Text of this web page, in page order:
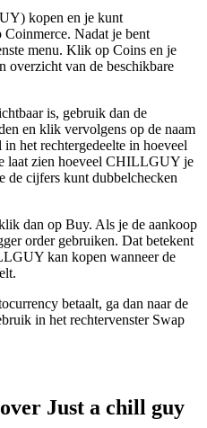
kopen en je kunt
Nadat je bent
menu. Klik op Coins en je
overzicht van de beschikbare
is, gebruik dan de
en klik vervolgens op de naam
het rechtergedeelte in hoeveel
laat zien hoeveel CHILLGUY je
de cijfers kunt dubbelchecken
dan op Buy. Als je de aankoop
order gebruiken. Dat betekent
kan kopen wanneer de
betaalt, ga dan naar de
in het rechtervenster Swap
Just a chill guy